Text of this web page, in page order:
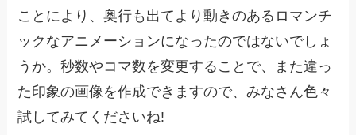
ことにより、奥行も出てより動きのあるロマンチ
ックなアニメーションになったのではないでしょ
うか。秒数やコマ数を変更することで、また違っ
た印象の画像を作成できますので、みなさん色々
試してみてくださいね!